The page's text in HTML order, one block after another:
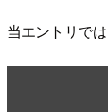
当エントリで